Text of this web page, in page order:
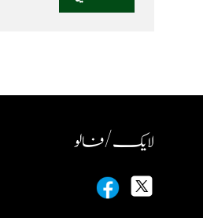
لایک / فالو